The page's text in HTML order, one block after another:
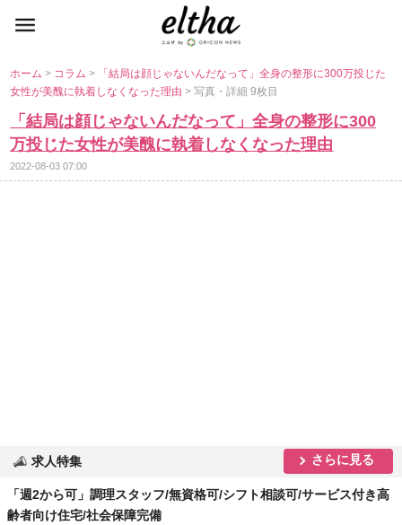
ホーム> コラム>
「結局は顔じゃないんだなって」全身の整形に300万投じた
女性が美醜に執着しなくなった理由> 写真・詳細 9枚目
「結局は顔じゃないんだなって」全身の整形に300
万投じた女性が美醜に執着しなくなった理由
2022-08-03 07:00
求人特集 さらに見る
「週2から可」調理スタッフ/無資格可/シフト相談可/サービス付き高
齢者向け住宅/社会保障完備